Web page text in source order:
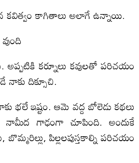
కవిత్వం కాగితాలు అలాగే ఉన్నాయి.
కర్నూలు కవులతో పరిచయం
నాకు దిక్సూచి.
భలే ఇష్టం. ఆమె వద్ద బోలెడు కథలు
నామీద గాఢంగా చూపింది. అందుకే
పిల్లలపుస్తకాల్ని పరిచయం